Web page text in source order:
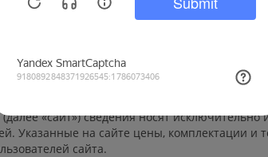
гарантия от 12
«сайт») сведения носят
Указанные на сайте цены, комплектации и
сайта.